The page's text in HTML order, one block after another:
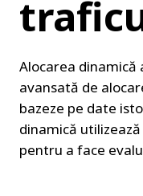
Alocarea
avansată de
bazeze pe date
dinamică
pentru a face